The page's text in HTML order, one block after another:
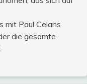
mit Paul Celans
die gesamte